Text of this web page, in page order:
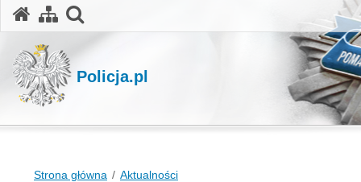
Policja.pl
Strona główna Aktualności